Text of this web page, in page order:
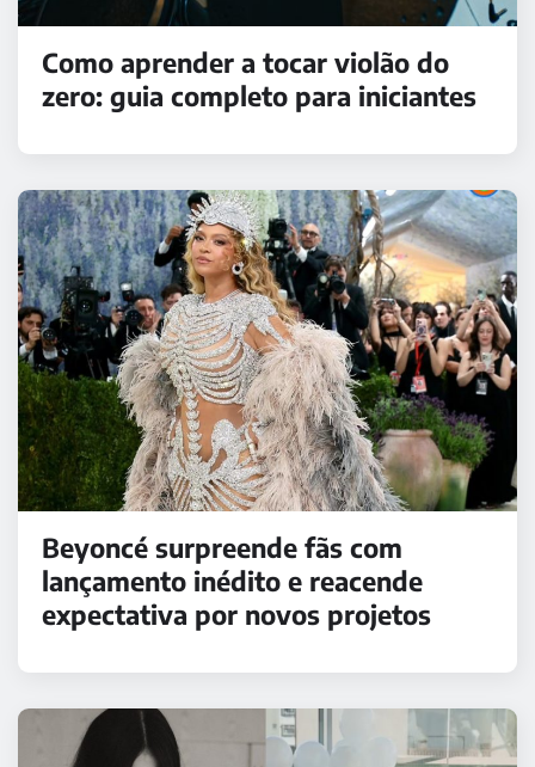
Como aprender a tocar violão do
zero: guia completo para iniciantes
Beyoncé surpreende fãs com
lançamento inédito e reacende
expectativa por novos projetos